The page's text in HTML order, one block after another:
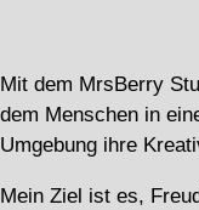
Mit dem MrsBerry
dem Menschen in
Umgebung ihre
Mein Ziel ist es,